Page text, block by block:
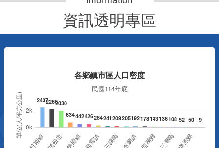
資訊透明專區